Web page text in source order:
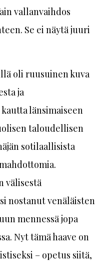
vallanvaihdos
Se ei näytä juuri
oli ruusuinen kuva
ja
länsimaiseen
taloudellisen
sotilaallisista
välisestä
nostanut venäläisten
mennessä jopa
Nyt tämä haave on
– opetus siitä,